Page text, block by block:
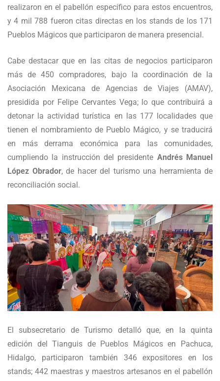
realizaron en el pabellón específico para estos encuentros,
y 4 mil 788 fueron citas directas en los stands de los 171
Pueblos Mágicos que participaron de manera presencial.
Cabe destacar que en las citas de negocios participaron
más de 450 compradores, bajo la coordinación de la
Asociación Mexicana de Agencias de Viajes (AMAV),
presidida por Felipe Cervantes Vega; lo que contribuirá a
detonar la actividad turística en las 177 localidades que
tienen el nombramiento de Pueblo Mágico, y se traducirá
en más derrama económica para las comunidades,
cumpliendo la instrucción del presidente Andrés Manuel
López Obrador, de hacer del turismo una herramienta de
reconciliación social.
El subsecretario de Turismo detalló que, en la quinta
edición del Tianguis de Pueblos Mágicos en Pachuca,
Hidalgo, participaron también 346 expositores en los
stands; 442 maestras y maestros artesanos en el pabellón